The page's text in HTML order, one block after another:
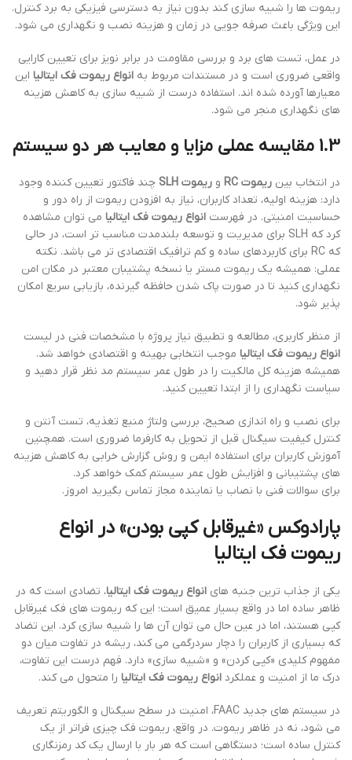
ریموت ها را شبیه سازی کند بدون نیاز به دسترسی فیزیکی به برد کنترل.
این ویژگی باعث صرفه جویی در زمان و هزینه نصب و نگهداری می شود.
در عمل، تست های برد و بررسی مقاومت در برابر نویز برای تعیین کارایی
واقعی ضروری است و در مستندات مربوط به انواع ریموت فک ایتالیا این
معیارها آورده شده اند. استفاده درست از شبیه سازی به کاهش هزینه
های نگهداری منجر می شود.
1.3 مقایسه عملی مزایا و معایب هر دو سیستم
در انتخاب بین ریموت RC و ریموت SLH
چند فاکتور تعیین کننده وجود
دارد: هزینه اولیه، تعداد کاربران، نیاز به افزودن ریموت از راه دور و
حساسیت امنیتی. در فهرست انواع ریموت فک ایتالیا می توان مشاهده
کرد که SLH برای مدیریت و توسعه بلندمدت مناسب تر است، در حالی
که RC برای کاربردهای ساده و کم ترافیک اقتصادی تر می باشد. نکته
عملی: همیشه یک ریموت مستر یا نسخه پشتیبان معتبر در مکان امن
نگهداری کنید تا در صورت پاک شدن حافظه گیرنده، بازیابی سریع امکان
پذیر شود.
از منظر کاربری، مطالعه و تطبیق نیاز پروژه با مشخصات فنی در لیست
انواع ریموت فک ایتالیا موجب انتخابی بهینه و اقتصادی خواهد شد.
همیشه هزینه کل مالکیت را در طول عمر سیستم مد نظر قرار دهید و
سیاست نگهداری را از ابتدا تعیین کنید.
برای نصب و راه اندازی صحیح، بررسی ولتاژ منبع تغذیه، تست آنتن و
کنترل کیفیت سیگنال قبل از تحویل به کارفرما ضروری است. همچنین
آموزش کاربران برای استفاده ایمن و روش گزارش خرابی به کاهش هزینه
های پشتیبانی و افزایش طول عمر سیستم کمک خواهد کرد.
برای سوالات فنی با نصاب یا نماینده مجاز تماس بگیرید امروز.
پارادوکس «غیرقابل کپی بودن» در انواع
ریموت فک ایتالیا
یکی از جذاب ترین جنبه های انواع ریموت فک ایتالیا، تضادی است که در
ظاهر ساده اما در واقع بسیار عمیق است؛ این که ریموت های فک غیرقابل
کپی هستند، اما در عین حال می توان آن ها را شبیه سازی کرد. این تضاد
که بسیاری از کاربران را دچار سردرگمی می کند، ریشه در تفاوت میان دو
مفهوم کلیدی «کپی کردن» و «شبیه سازی» دارد. فهم درست این تفاوت،
درک ما از امنیت و عملکرد انواع ریموت فک ایتالیا را متحول می کند.
در سیستم های جدید FAAC، امنیت در سطح سیگنال و الگوریتم تعریف
می شود، نه در ظاهر ریموت. در واقع، ریموت فک چیزی فراتر از یک
کنترل ساده است؛ دستگاهی است که هر بار با ارسال یک کد رمزنگاری